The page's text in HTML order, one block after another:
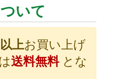
いて
上お買い上げ
送料無料とな